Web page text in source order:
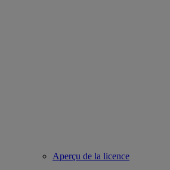
Aperçu de la licence